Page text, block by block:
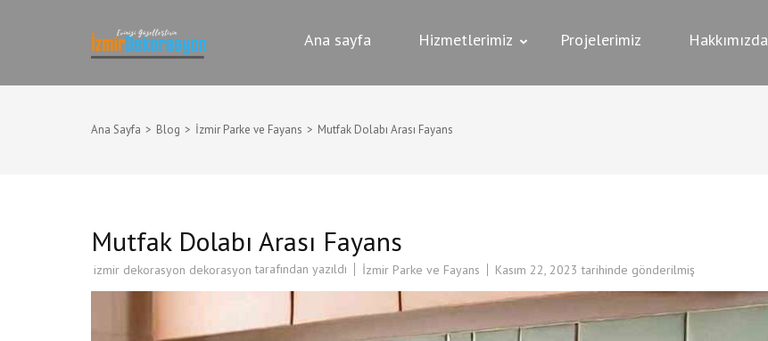
tuşuna
İZMIR TADILAT DEKORASYON
İzmir Dekorasyon Komple Ev,Daire,İşyeri Dekorasyonu
Ana sayfa Hizmetlerimiz Projelerimiz Hakkımızda
Ana Sayfa > Blog > İzmir Parke ve Fayans > Mutfak Dolabı Arası Fayans
Mutfak Dolabı Arası Fayans
izmir dekorasyon dekorasyon tarafından yazıldı İzmir Parke ve Fayans Kasım 22, 2023 tarihinde gönderilmiş